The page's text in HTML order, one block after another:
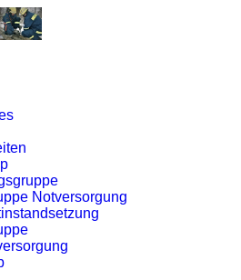
Notversorgung